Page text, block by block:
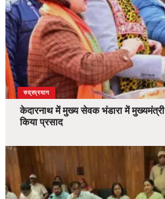
उत्तराखंड
देश
रुद्रप्रयाग
केदारनाथ में मुख्य सेवक भंडारा में
किया प्रसाद